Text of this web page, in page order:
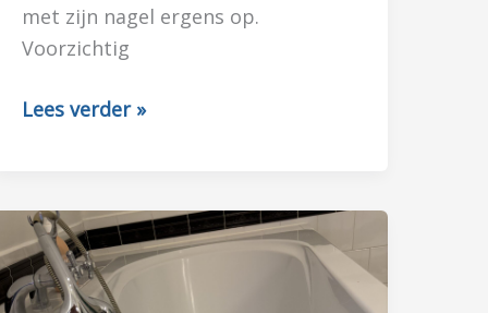
met zijn nagel ergens op.
Voorzichtig
WIE
Lees verder »